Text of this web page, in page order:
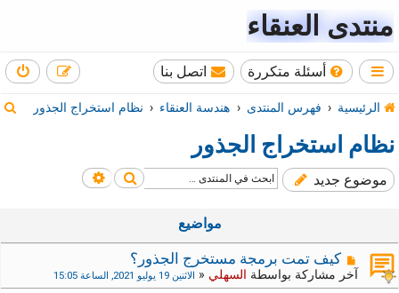
منتدى العنقاء
أسئلة متكررة اتصل بنا
الرئيسية فهرس المنتدى هندسة العنقاء نظام استخراج الجذور
نظام استخراج الجذور
موضوع جديد بحث بحث متقدم
مواضيع
كيف تمت برمجة مستخرج الجذور؟
آخر مشاركة بواسطة السهلي « الاثنين 19 يوليو 2021, الساعة 15:05